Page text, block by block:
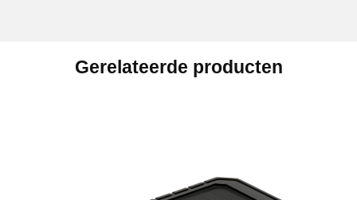
Gerelateerde producten